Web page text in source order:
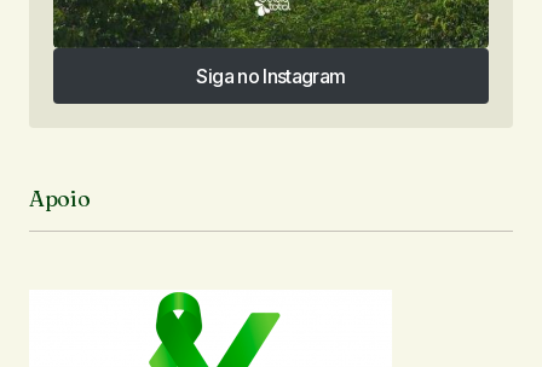
Siga no Instagram
Siga no Instagram
Apoio